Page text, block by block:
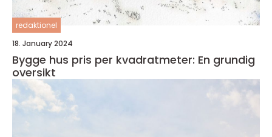
redaktionel
18. January 2024
Bygge hus pris per kvadratmeter: En grundig
oversikt